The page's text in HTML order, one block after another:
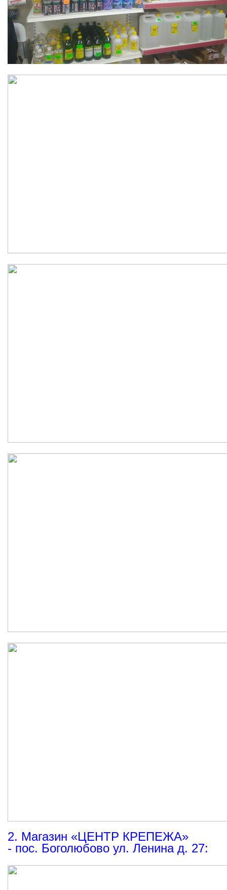
2. Магазин «ЦЕНТР КРЕПЕЖА»
- пос. Боголюбово ул. Ленина д. 27: